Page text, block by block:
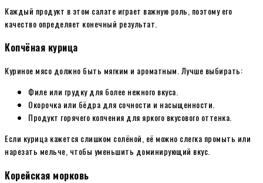
Каждый продукт в этом салате играет важную роль, поэтому его
качество определяет конечный результат.
Копчёная курица
Куриное мясо должно быть мягким и ароматным. Лучше выбирать:
Филе или грудку для более нежного вкуса.
Окорочка или бёдра для сочности и насыщенности.
Продукт горячего копчения для яркого вкусового оттенка.
Если курица кажется слишком солёной, её можно слегка промыть или
нарезать мельче, чтобы уменьшить доминирующий вкус.
Корейская морковь